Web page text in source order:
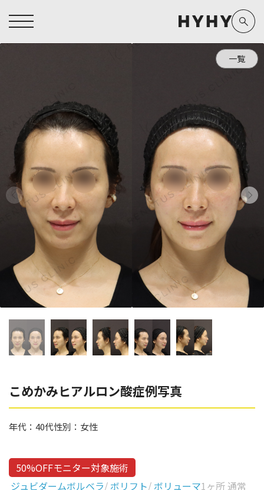
医療脱毛症例一覧
アートメイク症例一覧
クリニック一覧
医師一覧
看護師一覧
新着情報
よくあるご質問
お問い合わせ
プライバシーポリシー
未成年の方へ
規約
コラム
Doctor
担当医師から探す
副田 周
高橋 希
東山 麻伊子
松村 仁
泉 洋平
辻橋 勇祐
阿部 竜介
Parts
部位から探す
額
こめかみ
眉間
眉上
目の上
Preparation
製剤から探す
ザーフ(XERF)
ボラックス
ボリューマ
ボルベラ
ボライト
レナトゥスヒアルロン酸
ダイヤモンドフィール/ピ
ネハ
リジュラン
目の下のクマ取り
その他
一覧
こめかみヒアルロン酸症例写真
年代： 40代性別： 女性
50%OFFモニター対象施術
ジュビダームボルベラ/ ボリフト/ ボリューマ1ヶ所 通常